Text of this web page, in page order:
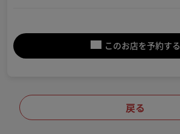
このお店を予約する
戻る